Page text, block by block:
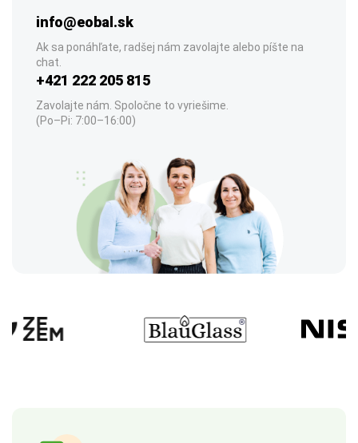
info@eobal.sk
Ak sa ponáhľate, radšej nám zavolajte alebo píšte na
chat.
+421 222 205 815
Zavolajte nám. Spoločne to vyriešime.
(Po–Pi: 7:00–16:00)